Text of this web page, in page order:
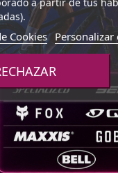
69,99 €
99,99 €
Cookies Personalizar